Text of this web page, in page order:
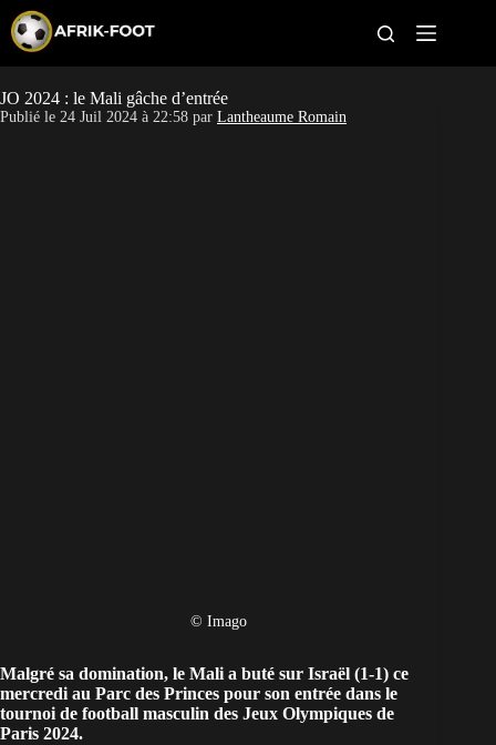
p
t
o
c
Maroc Olympique
JO 2024 : le Mali gâche d’entrée
Publié le 24 Juil 2024 à 22:58 par Lantheaume Romain
© Imago
Malgré sa domination, le Mali a buté sur Israël (1-1) ce
mercredi au Parc des Princes pour son entrée dans le
tournoi de football masculin des Jeux Olympiques de
Paris 2024.